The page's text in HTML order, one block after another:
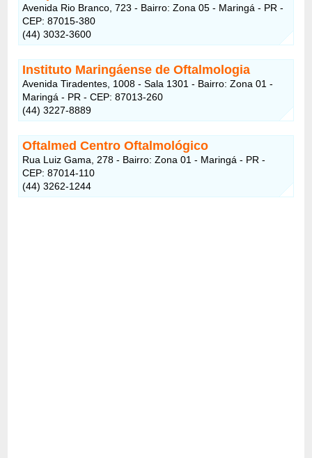
Avenida Rio Branco, 723 - Bairro: Zona 05 - Maringá - PR -
CEP: 87015-380
(44) 3032-3600
Instituto Maringáense de Oftalmologia
Avenida Tiradentes, 1008 - Sala 1301 - Bairro: Zona 01 -
Maringá - PR - CEP: 87013-260
(44) 3227-8889
Oftalmed Centro Oftalmológico
Rua Luiz Gama, 278 - Bairro: Zona 01 - Maringá - PR -
CEP: 87014-110
(44) 3262-1244